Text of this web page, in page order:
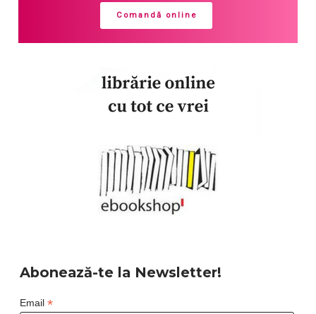
Comandă online
Abonează-te la Newsletter!
Email *